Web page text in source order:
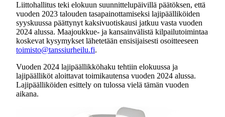
Liittohallitus teki elokuun suunnittelupäivillä päätöksen, että
vuoden 2023 talouden tasapainottamiseksi lajipäälliköiden
syyskuussa päättynyt kaksivuotiskausi jatkuu vasta vuoden
2024 alussa. Maajoukkue- ja kansainvälistä kilpailutoimintaa
koskevat kysymykset lähetetään ensisijaisesti osoitteeseen
toimisto@tanssiurheilu.fi.
Vuoden 2024 lajipäällikköhaku tehtiin elokuussa ja
lajipäälliköt aloittavat toimikautensa vuoden 2024 alussa.
Lajipäälliköiden esittely on tulossa vielä tämän vuoden
aikana.